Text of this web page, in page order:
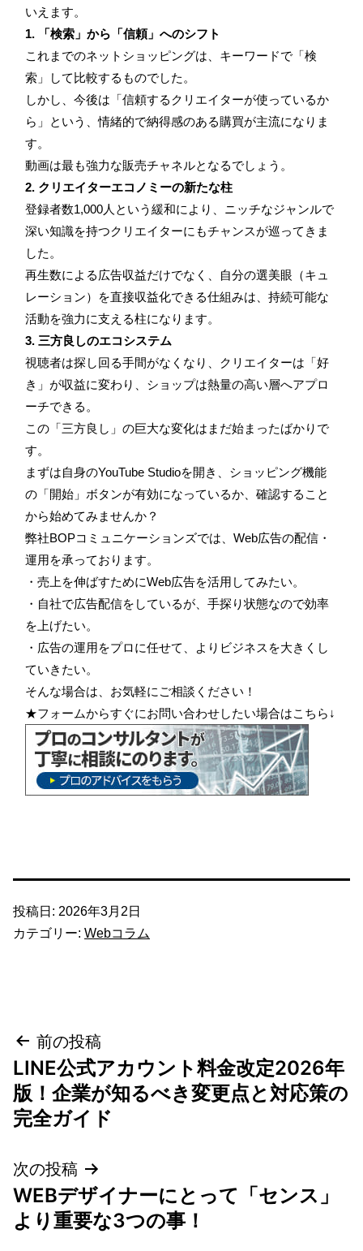
いえます。
1. 「検索」から「信頼」へのシフト
これまでのネットショッピングは、キーワードで「検
索」して比較するものでした。
しかし、今後は「信頼するクリエイターが使っているか
ら」という、情緒的で納得感のある購買が主流になりま
す。
動画は最も強力な販売チャネルとなるでしょう。
2. クリエイターエコノミーの新たな柱
登録者数1,000人という緩和により、ニッチなジャンルで
深い知識を持つクリエイターにもチャンスが巡ってきま
した。
再生数による広告収益だけでなく、自分の選美眼（キュ
レーション）を直接収益化できる仕組みは、持続可能な
活動を強力に支える柱になります。
3. 三方良しのエコシステム
視聴者は探し回る手間がなくなり、クリエイターは「好
き」が収益に変わり、ショップは熱量の高い層へアプロ
ーチできる。
この「三方良し」の巨大な変化はまだ始まったばかりで
す。
まずは自身のYouTube Studioを開き、ショッピング機能
の「開始」ボタンが有効になっているか、確認すること
から始めてみませんか？
弊社BOPコミュニケーションズでは、Web広告の配信・
運用を承っております。
・売上を伸ばすためにWeb広告を活用してみたい。
・自社で広告配信をしているが、手探り状態なので効率
を上げたい。
・広告の運用をプロに任せて、よりビジネスを大きくし
ていきたい。
そんな場合は、お気軽にご相談ください！
★フォームからすぐにお問い合わせしたい場合はこちら↓
投稿日: 2026年3月2日
カテゴリー: Webコラム
投
稿
ナ
ビ
ゲ
ー
前の投稿
LINE公式アカウント料金改定2026年
版！企業が知るべき変更点と対応策の
完全ガイド
次の投稿
WEBデザイナーにとって「センス」
より重要な3つの事！